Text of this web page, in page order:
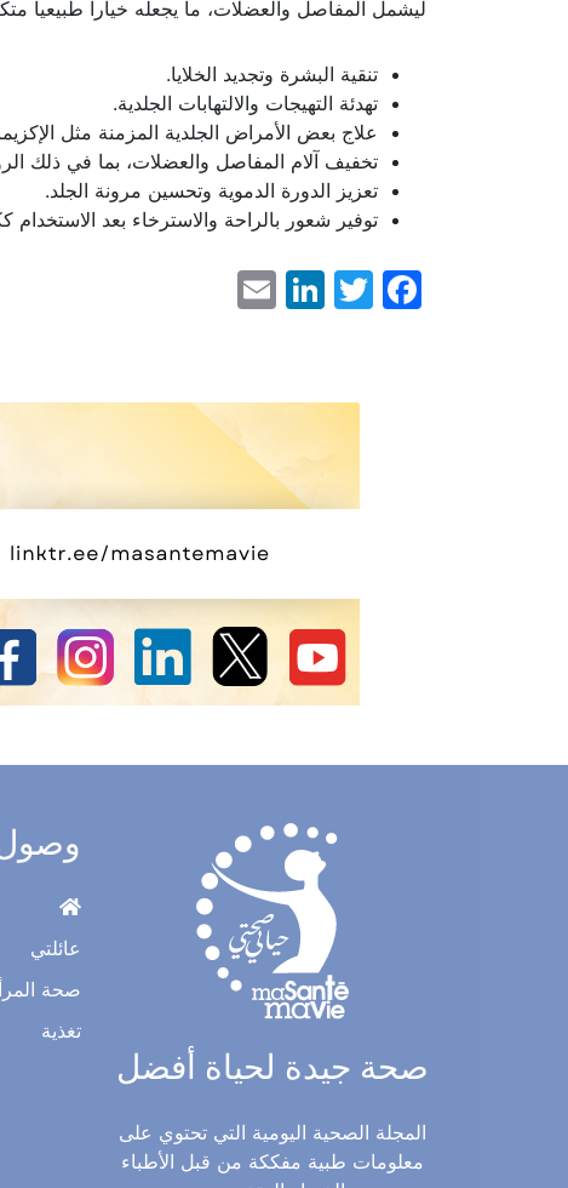
ليشمل المفاصل والعضلات، ما يجعله خياراً طبيعياً
تنقية البشرة وتجديد الخلايا.
تهدئة التهيجات والالتهابات الجلدية.
علاج بعض الأمراض الجلدية المزمنة مثل
تخفيف آلام المفاصل والعضلات، بما في ذلك
تعزيز الدورة الدموية وتحسين مرونة الجلد.
توفير شعور بالراحة والاسترخاء بعد الاستخدام
Facebook
Twitter
LinkedIn
صحة جيدة لحياة أفضل
المجلة الصحية اليومية التي تحتوي على
معلومات طبية مفككة من قبل الأطباء
عائلتي
صحة
تغذية